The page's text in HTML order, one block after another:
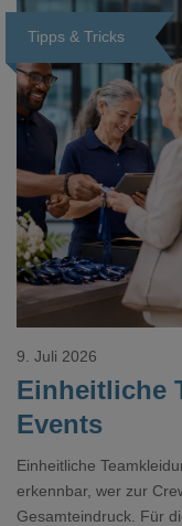
Tipps & Tricks
Einheitliche
Events
9. Juli 2026
Einheitliche
erkennbar, wer zur
Gesamteindruck. Für